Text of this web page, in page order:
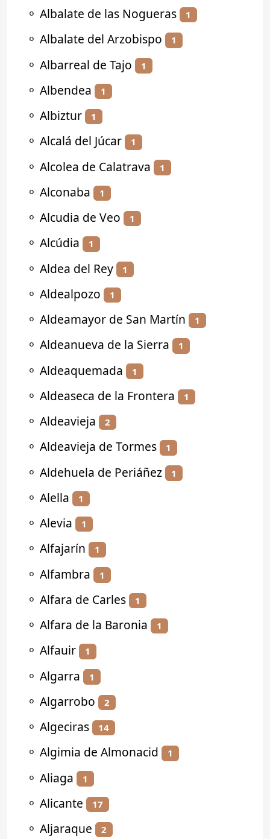
⚬ Albalate de las Nogueras 1
⚬ Albalate del Arzobispo 1
⚬ Albarreal de Tajo 1
⚬ Albendea 1
⚬ Albiztur 1
⚬ Alcalá del Júcar 1
⚬ Alcolea de Calatrava 1
⚬ Alconaba 1
⚬ Alcudia de Veo 1
⚬ Alcúdia 1
⚬ Aldea del Rey 1
⚬ Aldealpozo 1
⚬ Aldeamayor de San Martín 1
⚬ Aldeanueva de la Sierra 1
⚬ Aldeaquemada 1
⚬ Aldeaseca de la Frontera 1
⚬ Aldeavieja 2
⚬ Aldeavieja de Tormes 1
⚬ Aldehuela de Periáñez 1
⚬ Alella 1
⚬ Alevia 1
⚬ Alfajarín 1
⚬ Alfambra 1
⚬ Alfara de Carles 1
⚬ Alfara de la Baronia 1
⚬ Alfauir 1
⚬ Algarra 1
⚬ Algarrobo 2
⚬ Algeciras 14
⚬ Algimia de Almonacid 1
⚬ Aliaga 1
⚬ Alicante 17
⚬ Aljaraque 2